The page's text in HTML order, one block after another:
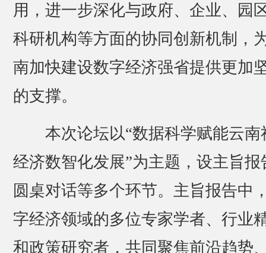
用，进一步深化与政府、企业、园
科研机构等方面的协同创新机制，
南加快建设数字经济强省提供更加
的支撑。
本次论坛以“数据科学赋能云南
经济数智化发展”为主题，设主旨报
圆桌对话等多个环节。主旨报告中
字经济领域的多位专家学者、行业
和政策研究者，共同聚焦前沿趋势